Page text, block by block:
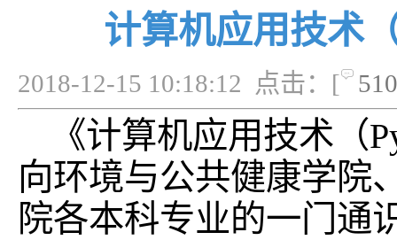
计算机应用技术
2018-12-15 10:18:12 点击：[ 510
《计算机应用技术（
向环境与公共健康学院
院各本科专业的一门通